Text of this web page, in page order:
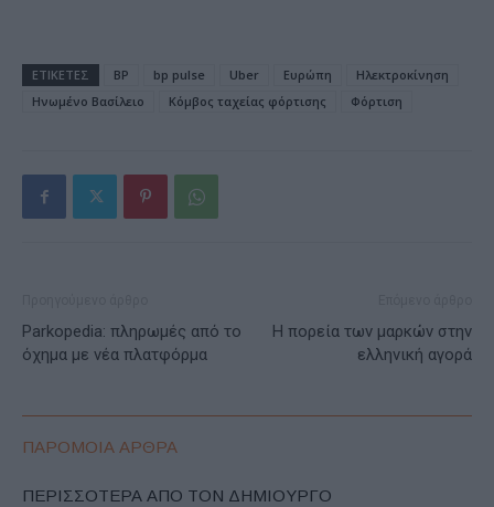
ΕΤΙΚΕΤΕΣ BP bp pulse Uber Ευρώπη
Ηλεκτροκίνηση
Ηνωμένο Βασίλειο
Κόμβος ταχείας φόρτισης Φόρτιση
Parkopedia: πληρωμές από το
όχημα με νέα πλατφόρμα
Η πορεία των μαρκών στην
ελληνική αγορά
ΠΑΡΟΜΟΙΑ ΑΡΘΡΑ
ΠΕΡΙΣΣΟΤΕΡΑ ΑΠΟ ΤΟΝ ΔΗΜΙΟΥΡΓΟ